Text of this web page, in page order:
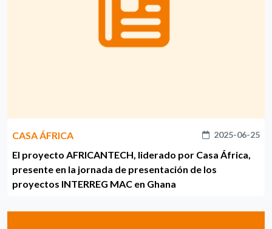
CASA ÁFRICA 2025-06-25
El proyecto AFRICANTECH, liderado por Casa África,
presente en la jornada de presentación de los
proyectos INTERREG MAC en Ghana